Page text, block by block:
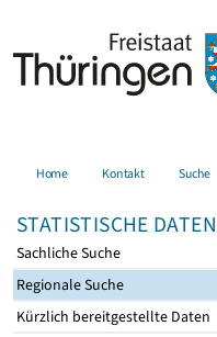
Home Kontakt Suche
STATISTISCHE DATEN
Sachliche Suche
Regionale Suche
Kürzlich bereitgestellte Daten